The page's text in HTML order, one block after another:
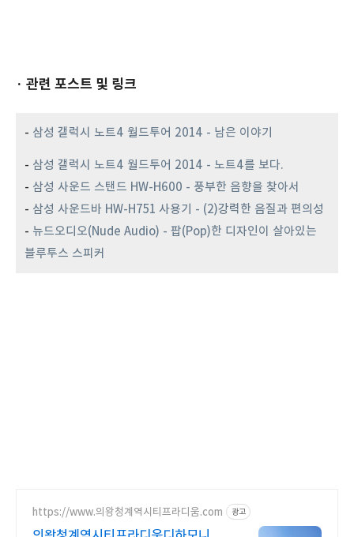
· 관련 포스트 및 링크
- 삼성 갤럭시 노트4 월드투어 2014 - 남은 이야기
- 삼성 갤럭시 노트4 월드투어 2014 - 노트4를 보다.
- 삼성 사운드 스탠드 HW-H600 - 풍부한 음향을 찾아서
- 삼성 사운드바 HW-H751 사용기 - (2)강력한 음질과 편의성
- 뉴드오디오(Nude Audio) - 팝(Pop)한 디자인이 살아있는
블루투스 스피커
https://www.의왕청계역시티프라디움.com 광고